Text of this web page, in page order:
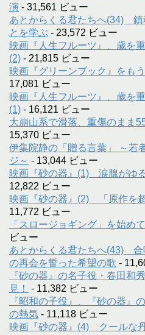
演 - 31,561 ビュー
あとからくる君たちへ(34) 鎮
とを学ぶ - 23,572 ビュー
映画『人生フルーツ』、歳を
(2) - 21,815 ビュー
映画『グリーンブック』をも
17,081 ビュー
映画『人生フルーツ』、歳を
(1) - 16,121 ビュー
大崩山系で滑落、重傷のまま
15,370 ビュー
伊集院静の「贈る言葉」 ～若
ジ～ - 13,044 ビュー
映画『砂の器』(1) 涙腺がゆ
12,822 ビュー
映画『砂の器』(2) 「原作を
11,772 ビュー
「スロージョギング」を始め
ビュー
あとからくる君たちへ(43) 合
の再会を誓った希望の歌 -
『砂の器』の名子役・春田和
見！
- 11,382 ビュー
『昭和の子役』、『砂の器』
の熱気 - 11,118 ビュー
映画『砂の器』(4) クールな